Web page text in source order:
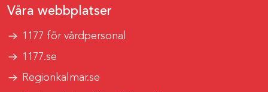
Våra webbplatser
1177 för vårdpersonal
1177.se
Regionkalmar.se